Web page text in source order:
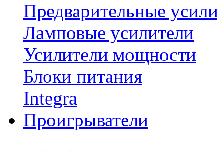
Предварительные
Ламповые усилители
Усилители мощности
Блоки питания
Integra
Проигрыватели